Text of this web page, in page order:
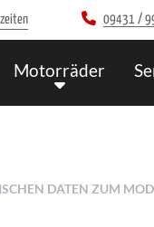
09431 /
Motorräder
DATEN ZUM